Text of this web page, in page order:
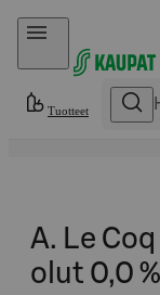
Hyppää sisältöön
Tuotteet
A. Le
olut 0,0